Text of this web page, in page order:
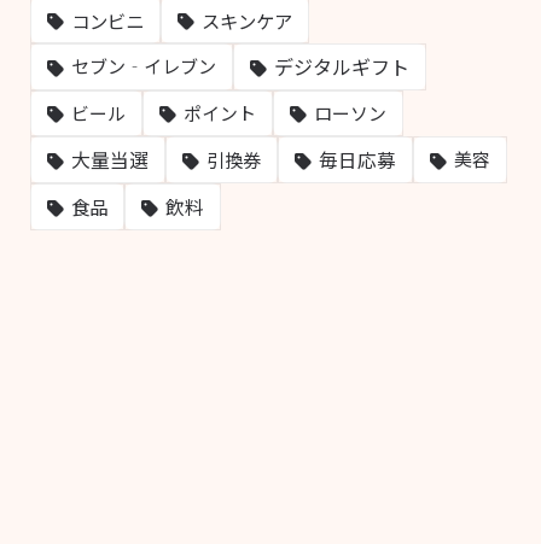
コンビニ
スキンケア
セブン‐イレブン デジタルギフト
ビール ポイント ローソン
大量当選 引換券 毎日応募 美容
食品 飲料